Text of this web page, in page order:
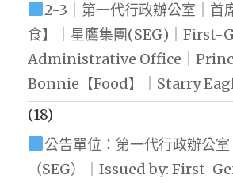
2-3｜第一代行政辦公室｜首
食】｜星鷹集團(SEG)｜First-
Administrative Office｜
Bonnie【Food】｜Starry
(18)
公告單位：第一代行政辦公室
（SEG）｜Issued by: First-